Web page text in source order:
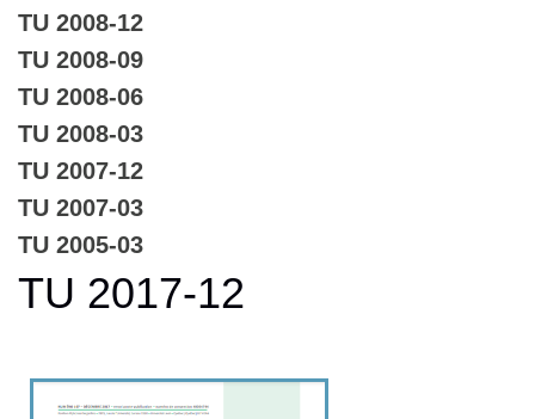
TU 2008-12
TU 2008-09
TU 2008-06
TU 2008-03
TU 2007-12
TU 2007-03
TU 2005-03
TU 2017-12